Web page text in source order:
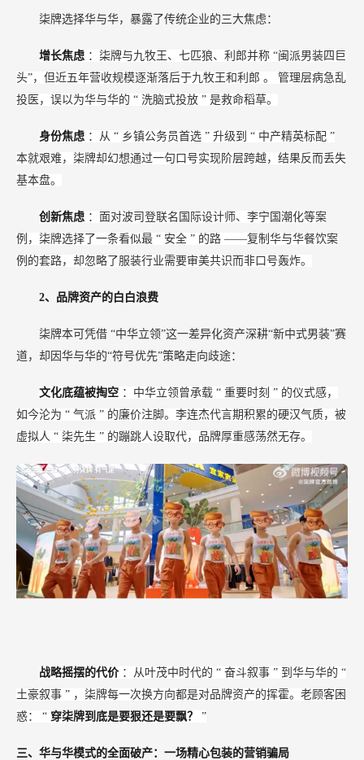
柒牌选择华与华，暴露了传统企业的三大焦虑：
增长焦虑 ：柒牌与九牧王、七匹狼、利郎并称 “闽派男装四巨
头”，但近五年营收规模逐渐落后于九牧王和利郎 。 管理层病急乱
投医，误以为华与华的 “ 洗脑式投放 ” 是救命稻草。
身份焦虑 ：从 “ 乡镇公务员首选 ” 升级到 “ 中产精英标配 ”
本就艰难，柒牌却幻想通过一句口号实现阶层跨越，结果反而丢失
基本盘。
创新焦虑 ：面对波司登联名国际设计师、李宁国潮化等案
例，柒牌选择了一条看似最 “ 安全 ” 的路 ——复制华与华餐饮案
例的套路，却忽略了服装行业需要审美共识而非口号轰炸。
2、品牌资产的白白浪费
柒牌本可凭借 “中华立领”这一差异化资产深耕“新中式男装”赛
道，却因华与华的“符号优先”策略走向歧途：
文化底蕴被掏空 ：中华立领曾承载 “ 重要时刻 ” 的仪式感，
如今沦为 “ 气派 ” 的廉价注脚。李连杰代言期积累的硬汉气质，被
虚拟人 “ 柒先生 ” 的蹦跳人设取代，品牌厚重感荡然无存。
战略摇摆的代价 ：从叶茂中时代的 “ 奋斗叙事 ” 到华与华的 “
土豪叙事 ” ，柒牌每一次换方向都是对品牌资产的挥霍。老顾客困
惑： “ 穿柒牌到底是要狠还是要飘？ ”
三、华与华模式的全面破产：一场精心包装的营销骗局